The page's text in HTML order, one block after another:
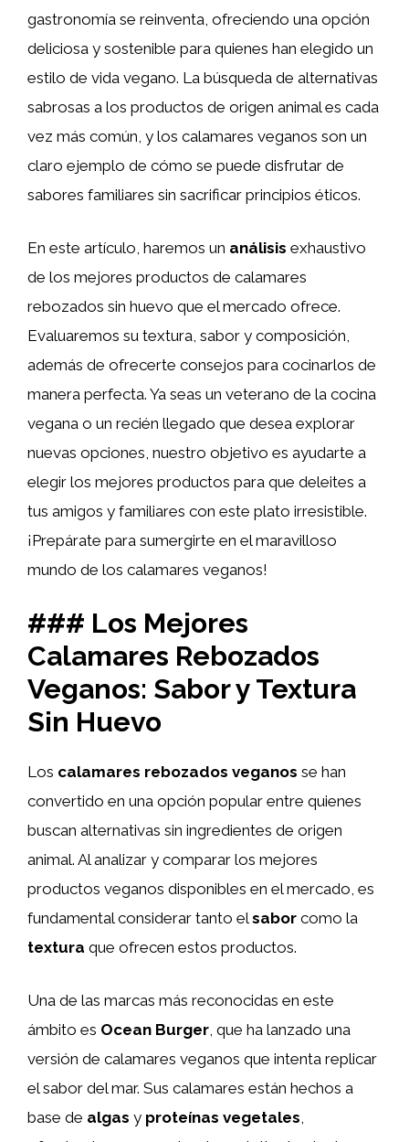
gastronomía se reinventa, ofreciendo una opción
deliciosa y sostenible para quienes han elegido un
estilo de vida vegano. La búsqueda de alternativas
sabrosas a los productos de origen animal es cada
vez más común, y los calamares veganos son un
claro ejemplo de cómo se puede disfrutar de
sabores familiares sin sacrificar principios éticos.
En este artículo, haremos un análisis exhaustivo
de los mejores productos de calamares
rebozados sin huevo que el mercado ofrece.
Evaluaremos su textura, sabor y composición,
además de ofrecerte consejos para cocinarlos de
manera perfecta. Ya seas un veterano de la cocina
vegana o un recién llegado que desea explorar
nuevas opciones, nuestro objetivo es ayudarte a
elegir los mejores productos para que deleites a
tus amigos y familiares con este plato irresistible.
¡Prepárate para sumergirte en el maravilloso
mundo de los calamares veganos!
### Los Mejores
Calamares Rebozados
Veganos: Sabor y Textura
Sin Huevo
Los calamares rebozados veganos se han
convertido en una opción popular entre quienes
buscan alternativas sin ingredientes de origen
animal. Al analizar y comparar los mejores
productos veganos disponibles en el mercado, es
fundamental considerar tanto elsabor como la
textura que ofrecen estos productos.
Una de las marcas más reconocidas en este
ámbito es Ocean Burger , que ha lanzado una
versión de calamares veganos que intenta replicar
el sabor del mar. Sus calamares están hechos a
base de algas y proteínas vegetales